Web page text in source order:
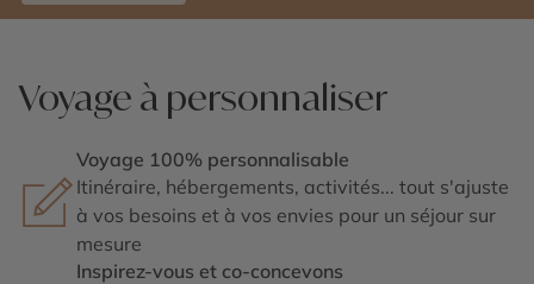
Voyage à personnaliser
Voyage 100% personnalisable
Itinéraire, hébergements, activités... tout s'ajuste
à vos besoins et à vos envies pour un séjour sur
mesure
Inspirez-vous et co-concevons